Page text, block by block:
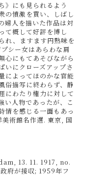
》にも見られるよう
の憤激を買い、しばし
婦人を描いた作品は対
て概して好評を博し
れ、ますます円熟味を
シー女はあらわな肩
心にもてあそびながら
いにクローズアップさ
によってほのかな官能
俗描写に終わらず、静
にわたり権力に対して
い人物であったが、こ
情を感じる一面もあっ
術館名作選. 東京, 国
13. 11. 1917, no.
府が接収; 1959年フ